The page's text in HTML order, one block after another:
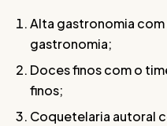
Alta gastronomia
gastronomia;
Doces finos com o
finos;
Coquetelaria autoral